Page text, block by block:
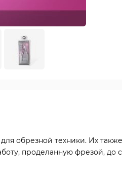
обрезной техники. Их
проделанную фрезой, до